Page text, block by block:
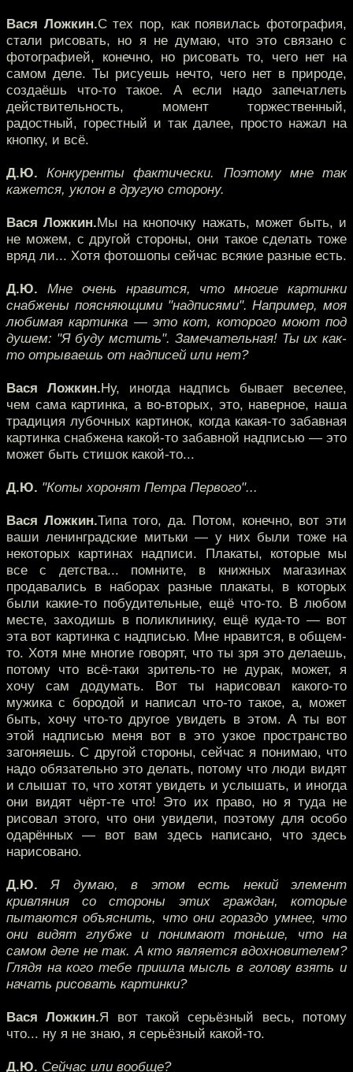
Вася Ложкин.С тех пор, как появилась фотография,
стали рисовать, но я не думаю, что это связано с
фотографией, конечно, но рисовать то, чего нет на
самом деле. Ты рисуешь нечто, чего нет в природе,
создаёшь что-то такое. А если надо запечатлеть
действительность, момент торжественный,
радостный, горестный и так далее, просто нажал на
кнопку, и всё.
Д.Ю. Конкуренты фактически. Поэтому мне так
кажется, уклон в другую сторону.
Вася Ложкин.Мы на кнопочку нажать, может быть, и
не можем, с другой стороны, они такое сделать тоже
вряд ли... Хотя фотошопы сейчас всякие разные есть.
Д.Ю. Мне очень нравится, что многие картинки
снабжены поясняющими "надписями". Например, моя
любимая картинка — это кот, которого моют под
душем: "Я буду мстить". Замечательная! Ты их как-
то отрываешь от надписей или нет?
Вася Ложкин.Ну, иногда надпись бывает веселее,
чем сама картинка, а во-вторых, это, наверное, наша
традиция лубочных картинок, когда какая-то забавная
картинка снабжена какой-то забавной надписью — это
может быть стишок какой-то...
Д.Ю. "Коты хоронят Петра Первого"...
Вася Ложкин.Типа того, да. Потом, конечно, вот эти
ваши ленинградские митьки — у них были тоже на
некоторых картинах надписи. Плакаты, которые мы
все с детства... помните, в книжных магазинах
продавались в наборах разные плакаты, в которых
были какие-то побудительные, ещё что-то. В любом
месте, заходишь в поликлинику, ещё куда-то — вот
эта вот картинка с надписью. Мне нравится, в общем-
то. Хотя мне многие говорят, что ты зря это делаешь,
потому что всё-таки зритель-то не дурак, может, я
хочу сам додумать. Вот ты нарисовал какого-то
мужика с бородой и написал что-то такое, а, может
быть, хочу что-то другое увидеть в этом. А ты вот
этой надписью меня вот в это узкое пространство
загоняешь. С другой стороны, сейчас я понимаю, что
надо обязательно это делать, потому что люди видят
и слышат то, что хотят увидеть и услышать, и иногда
они видят чёрт-те что! Это их право, но я туда не
рисовал этого, что они увидели, поэтому для особо
одарённых — вот вам здесь написано, что здесь
нарисовано.
Д.Ю. Я думаю, в этом есть некий элемент
кривляния со стороны этих граждан, которые
пытаются объяснить, что они гораздо умнее, что
они видят глубже и понимают тоньше, что на
самом деле не так. А кто является вдохновителем?
Глядя на кого тебе пришла мысль в голову взять и
начать рисовать картинки?
Вася Ложкин.Я вот такой серьёзный весь, потому
что... ну я не знаю, я серьёзный какой-то.
Д.Ю. Сейчас или вообще?